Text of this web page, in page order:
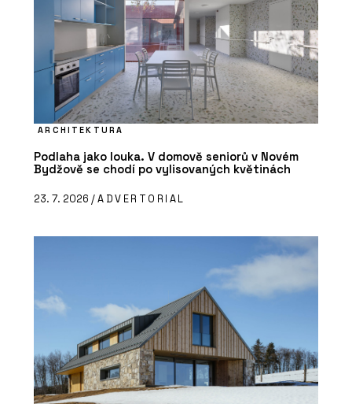
ARCHITEKTURA
Podlaha jako louka. V domově seniorů v Novém
Bydžově se chodí po vylisovaných květinách
23. 7. 2026 /ADVERTORIAL